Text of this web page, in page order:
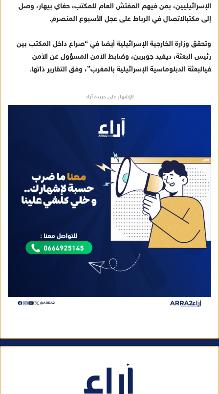
الإسرائيليين، بمن فيهم المفتش العام للمكتب، حغاي بيهار، وصل
إلى مكتبالاتصال في الرباط على عجل الأسبوع المنصرم.
وتحقق وزارة الخارجية الإسرائيلية أيضا في “صراع داخل المكتب بين
رئيس البعثة، ديفيد جوبرين، وضابط الأمن المسؤول عن الأمن
فيالبعثة الدبلوماسية الإسرائيلية بالمغرب”، وفق التقارير ذاتها.
للإشهار على جريدة آراء